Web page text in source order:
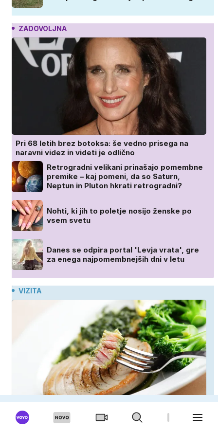
ZADOVOLJNA
Pri 68 letih brez botoksa: še vedno prisega na
naravni videz in videti je odlično
Retrogradni velikani prinašajo pomembne
premike – kaj pomeni, da so Saturn,
Neptun in Pluton hkrati retrogradni?
Nohti, ki jih to poletje nosijo ženske po
vsem svetu
Danes se odpira portal 'Levja vrata', gre
za enega najpomembnejših dni v letu
VIZITA
je najbolj nezdrava riba, ki jo mnogi redno uživajo